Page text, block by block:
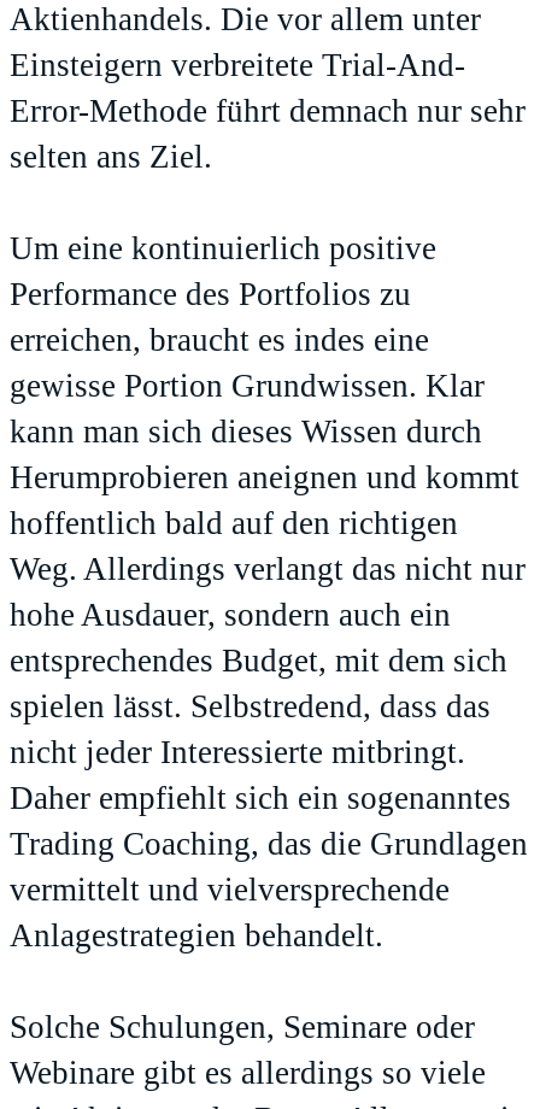
Aktienhandels. Die vor allem unter
Einsteigern verbreitete Trial-And-
Error-Methode führt demnach nur sehr
selten ans Ziel.
Um eine kontinuierlich positive
Performance des Portfolios zu
erreichen, braucht es indes eine
gewisse Portion Grundwissen. Klar
kann man sich dieses Wissen durch
Herumprobieren aneignen und kommt
hoffentlich bald auf den richtigen
Weg. Allerdings verlangt das nicht nur
hohe Ausdauer, sondern auch ein
entsprechendes Budget, mit dem sich
spielen lässt. Selbstredend, dass das
nicht jeder Interessierte mitbringt.
Daher empfiehlt sich ein sogenanntes
Trading Coaching, das die Grundlagen
vermittelt und vielversprechende
Anlagestrategien behandelt.
Solche Schulungen, Seminare oder
Webinare gibt es allerdings so viele